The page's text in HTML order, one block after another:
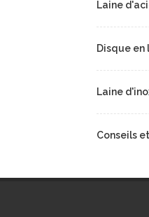
Laine
Disque en
Laine
Conseils